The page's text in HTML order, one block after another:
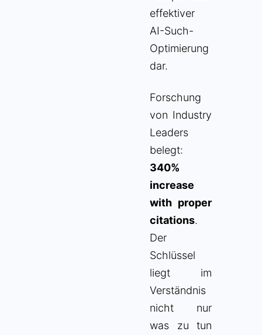
effektiver
AI-Such-
Optimierung
dar.
Forschung
von Industry
Leaders
belegt:
340%
increase
with proper
citations.
Der
Schlüssel
liegt im
Verständnis
nicht nur
was zu tun